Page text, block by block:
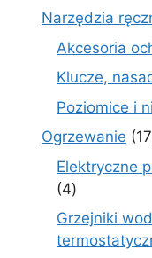
Narzędzia
Akcesoria
Klucze,
Poziomice i
Ogrzewanie 17
Elektryczne
44
produkty
Grzejniki